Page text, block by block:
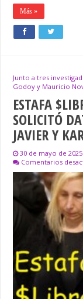
Más »
Junto a tres
Godoy y Mauricio
ESTAFA
SOLICITÓ
JAVIER Y
30 de mayo de 2025
Comentarios